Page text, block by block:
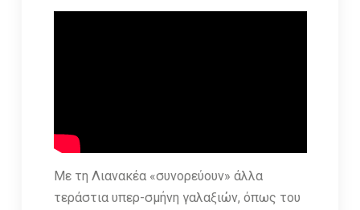
Με τη Λιανακέα «συνορεύουν» άλλα
τεράστια υπερ-σμήνη γαλαξιών, όπως του